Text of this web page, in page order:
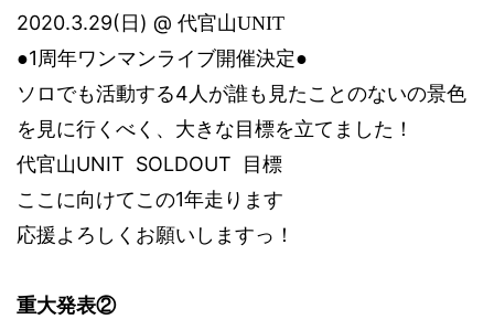
‪2020.3.29( 日 ) @ 代官山UNIT
●1 周年ワンマンライブ開催決定●
ソロでも活動する4 人が誰も見たことのないの景色
を見に行くべく、大きな目標を立てました！
代官山UNIT SOLDOUT
目標
ここに向けてこの1年走ります
応援よろしくお願いしますっ！
重大発表②